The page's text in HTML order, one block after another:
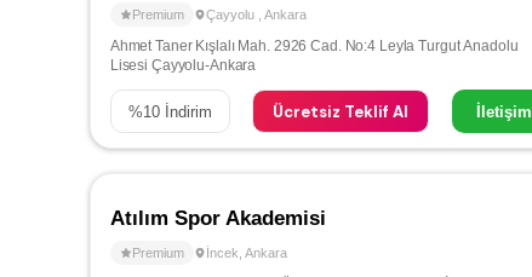
Premium Çayyolu Ankara
Ahmet Taner Kışlalı Mah. 2926 Cad. No:4 Leyla Turgut Anadolu
Lisesi Çayyolu-Ankara
%10İndirim Ücretsiz Teklif Al İletişim
Atılım Spor Akademisi
Premium İncek Ankara